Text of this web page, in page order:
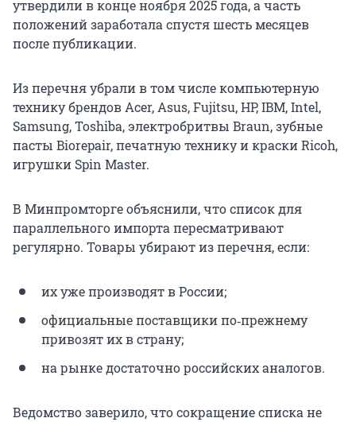
утвердили в конце ноября 2025 года, а часть
положений заработала спустя шесть месяцев
после публикации.
Из перечня убрали в том числе компьютерную
технику брендов Acer, Asus, Fujitsu, HP, IBM, Intel,
Samsung, Toshiba, электробритвы Braun, зубные
пасты Biorepair, печатную технику и краски Ricoh,
игрушки Spin Master.
В Минпромторге объяснили, что список для
параллельного импорта пересматривают
регулярно. Товары убирают из перечня, если:
их уже производят в России;
официальные поставщики по‑прежнему
привозят их в страну;
на рынке достаточно российских аналогов.
Ведомство заверило, что сокращение списка не